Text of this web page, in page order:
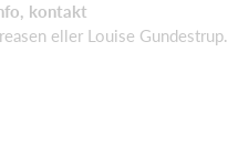
kontakt
eller Louise Gundestrup.